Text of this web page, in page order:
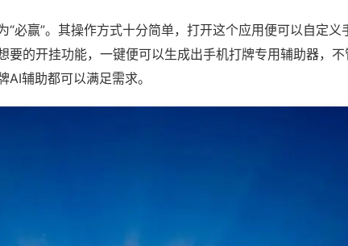
“必赢”。其操作方式十分简单，打开这个应用便可以自定义
要的开挂功能，一键便可以生成出手机打牌专用辅助器，不
辅助都可以满足需求。